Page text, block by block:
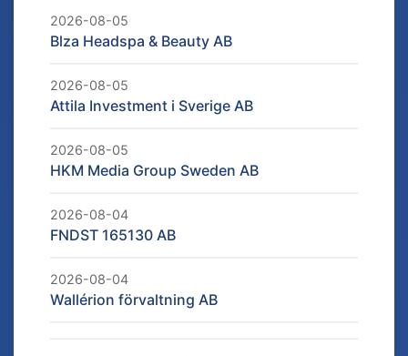
2026-08-05
Blza Headspa & Beauty AB
2026-08-05
Attila Investment i Sverige AB
2026-08-05
HKM Media Group Sweden AB
2026-08-04
FNDST 165130 AB
2026-08-04
Wallérion förvaltning AB